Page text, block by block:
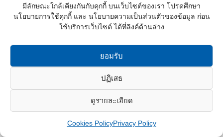
มีลักษณะใกล้เคียงกันกับคุกกี้ บนเว็บไซต์ของเรา โปรดศึกษา
นโยบายการใช้คุกกี้ และ นโยบายความเป็นส่วนตัวของข้อมูล ก่อน
ใช้บริการเว็บไซต์ ได้ที่ลิงค์ด้านล่าง
ยอมรับ
ปฏิเสธ
ดูรายละเอียด
Cookies PolicyPrivacy Policy
JWS Construction Co.,Ltd. © 2016 All rights reserved.